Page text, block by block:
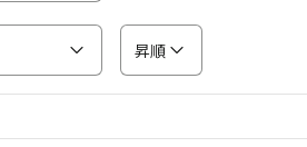
昇順